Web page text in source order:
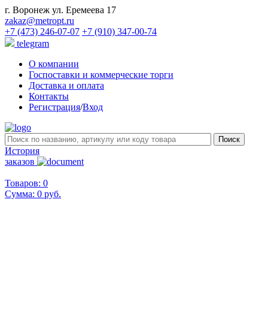
г. Воронеж ул. Еремеева 17
zakaz@metropt.ru
+7 (473) 246-07-07 +7 (910) 347-00-74
telegram
О компании
Госпоставки и коммерческие торги
Доставка и оплата
Контакты
Регистрация/Вход
История
заказов
Товаров: 0
Сумма: 0 руб.